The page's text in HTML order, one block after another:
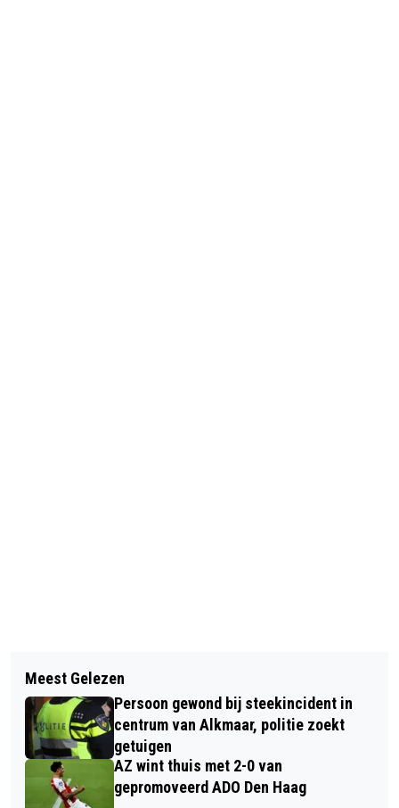
FIETSER GEWOND GERAAKT OP
ROTONDE HERTOG AALBRECHTWEG
EN SCHINKELWAARD ALKMAAR
WONING BESCHOTEN AAN WILLEM
MARISHOF IN ALKMAAR
Meest Gelezen
Persoon gewond bij steekincident in
centrum van Alkmaar, politie zoekt
getuigen
AZ wint thuis met 2-0 van
gepromoveerd ADO Den Haag